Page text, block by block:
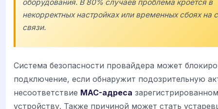
оборудования. В 80% случаев проблема кроется в
некорректных настройках или временных сбоях на
связи.
Система безопасности провайдера может
подключение, если обнаружит подозрительную
несоответствие MAC-адреса
устройству. Также причиной может стать